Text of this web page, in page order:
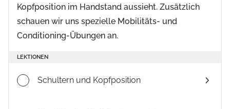
Kopfposition im Handstand aussieht. Zusätzlich
schauen wir uns spezielle Mobilitäts- und
Conditioning-Übungen an.
LEKTIONEN
Schultern und Kopfposition